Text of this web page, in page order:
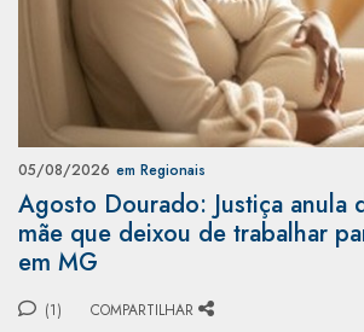
05/08/2026 em Regionais
Agosto Dourado: Justiça anula
mãe que deixou de trabalhar
em MG
(1) COMPARTILHAR